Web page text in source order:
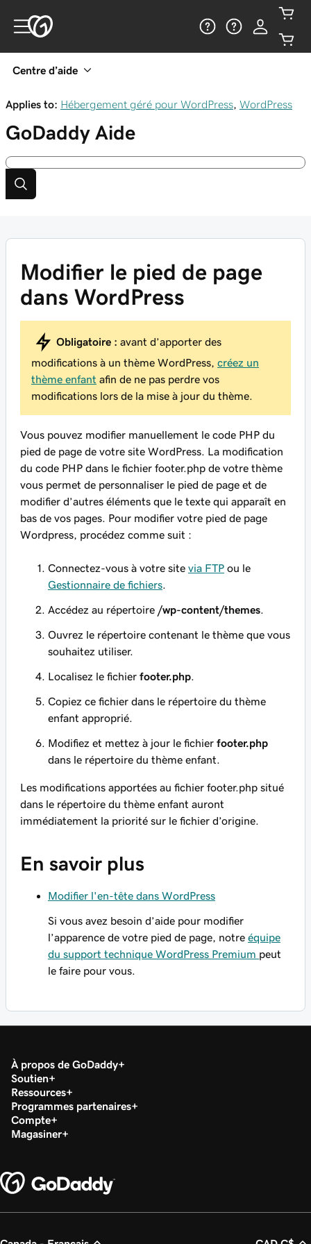
Centre d’aide
Applies to: Hébergement géré pour WordPress WordPress
GoDaddy Aide
Modifier le pied de page
dans WordPress
Obligatoire : avant d’apporter des
modifications à un thème WordPress, créez un
thème enfant afin de ne pas perdre vos
modifications lors de la mise à jour du thème.
Vous pouvez modifier manuellement le code PHP du
pied de page de votre site WordPress. La modification
du code PHP dans le fichier footer.php de votre thème
vous permet de personnaliser le pied de page et de
modifier d’autres éléments que le texte qui apparaît en
bas de vos pages. Pour modifier votre pied de page
Wordpress, procédez comme suit :
Connectez-vous à votre site via FTP ou le
Gestionnaire de fichiers
Accédez au répertoire /wp-content/themes
Ouvrez le répertoire contenant le thème que vous
souhaitez utiliser.
Localisez le fichier footer.php
Copiez ce fichier dans le répertoire du thème
enfant approprié.
Modifiez et mettez à jour le fichier footer.php
dans le répertoire du thème enfant.
Les modifications apportées au fichier footer.php situé
dans le répertoire du thème enfant auront
immédiatement la priorité sur le fichier d’origine.
En savoir plus
Modifier l'en-tête dans WordPress
Si vous avez besoin d’aide pour modifier
l’apparence de votre pied de page, notre équipe
du support technique WordPress Premium peut
le faire pour vous.
À propos de GoDaddy
Soutien
Ressources
Programmes partenaires
Compte
Magasiner